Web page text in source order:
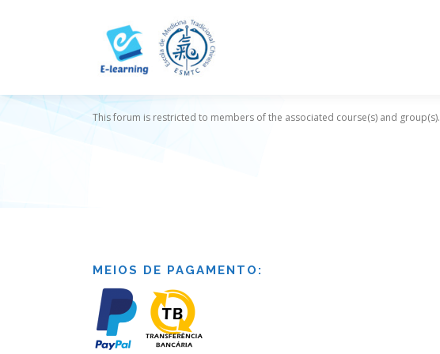
This forum is restricted to members of the associated course(s) and group(s).
MEIOS DE PAGAMENTO: